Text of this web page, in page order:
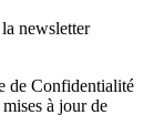
newsletter
de Confidentialité
à jour de